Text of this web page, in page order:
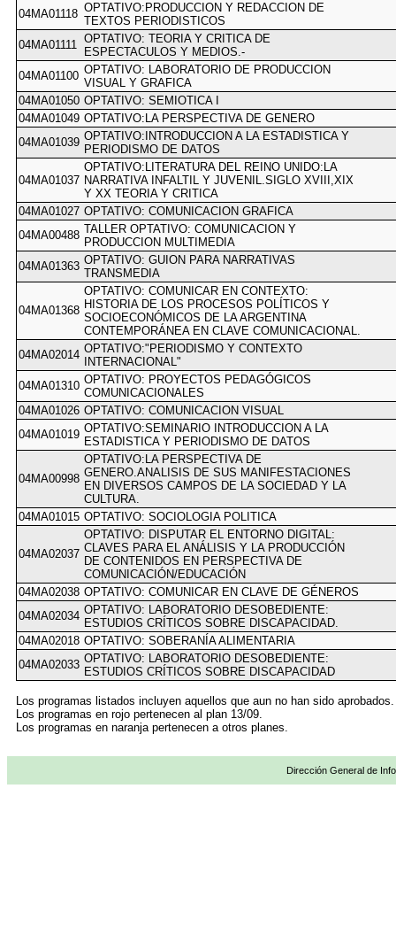
04MA01118 OPTATIVO:PRODUCCION Y REDACCION DE
TEXTOS PERIODISTICOS
04MA01111 OPTATIVO: TEORIA Y CRITICA DE
ESPECTACULOS Y MEDIOS.-
04MA01100 OPTATIVO: LABORATORIO DE PRODUCCION
VISUAL Y GRAFICA
04MA01050 OPTATIVO: SEMIOTICA I
04MA01049 OPTATIVO:LA PERSPECTIVA DE GENERO
04MA01039 OPTATIVO:INTRODUCCION A LA ESTADISTICA Y
PERIODISMO DE DATOS
04MA01037
OPTATIVO:LITERATURA DEL REINO UNIDO:LA
NARRATIVA INFALTIL Y JUVENIL.SIGLO XVIII,XIX
Y XX TEORIA Y CRITICA
04MA01027 OPTATIVO: COMUNICACION GRAFICA
04MA00488 TALLER OPTATIVO: COMUNICACION Y
PRODUCCION MULTIMEDIA
04MA01363 OPTATIVO: GUION PARA NARRATIVAS
TRANSMEDIA
04MA01368
OPTATIVO: COMUNICAR EN CONTEXTO:
HISTORIA DE LOS PROCESOS POLÍTICOS Y
SOCIOECONÓMICOS DE LA ARGENTINA
CONTEMPORÁNEA EN CLAVE COMUNICACIONAL.
04MA02014 OPTATIVO:"PERIODISMO Y CONTEXTO
INTERNACIONAL"
04MA01310 OPTATIVO: PROYECTOS PEDAGÓGICOS
COMUNICACIONALES
04MA01026 OPTATIVO: COMUNICACION VISUAL
04MA01019 OPTATIVO:SEMINARIO INTRODUCCION A LA
ESTADISTICA Y PERIODISMO DE DATOS
04MA00998
OPTATIVO:LA PERSPECTIVA DE
GENERO.ANALISIS DE SUS MANIFESTACIONES
EN DIVERSOS CAMPOS DE LA SOCIEDAD Y LA
CULTURA.
04MA01015 OPTATIVO: SOCIOLOGIA POLITICA
04MA02037
OPTATIVO: DISPUTAR EL ENTORNO DIGITAL:
CLAVES PARA EL ANÁLISIS Y LA PRODUCCIÓN
DE CONTENIDOS EN PERSPECTIVA DE
COMUNICACIÓN/EDUCACIÓN
04MA02038 OPTATIVO: COMUNICAR EN CLAVE DE GÉNEROS
04MA02034 OPTATIVO: LABORATORIO DESOBEDIENTE:
ESTUDIOS CRÍTICOS SOBRE DISCAPACIDAD.
04MA02018 OPTATIVO: SOBERANÍA ALIMENTARIA
04MA02033 OPTATIVO: LABORATORIO DESOBEDIENTE:
ESTUDIOS CRÍTICOS SOBRE DISCAPACIDAD
Los programas listados incluyen aquellos que aun no han sido aprobados.
Los programas en rojo pertenecen al plan 13/09.
Los programas en naranja pertenecen a otros planes.
Dirección General de